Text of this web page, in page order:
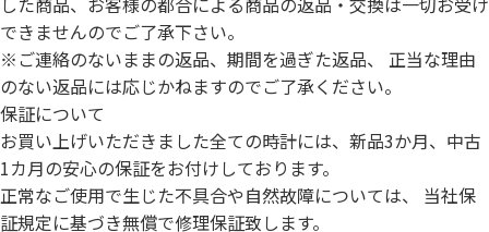
できませんのでご了承下さい。
※ご連絡のないままの返品、期間を過ぎた返品、 正当な理由
のない返品には応じかねますのでご了承ください。
保証について
お買い上げいただきました全ての時計には、新品3か月、中古
1カ月の安心の保証をお付けしております。
正常なご使用で生じた不具合や自然故障については、 当社保
証規定に基づき無償で修理保証致します。